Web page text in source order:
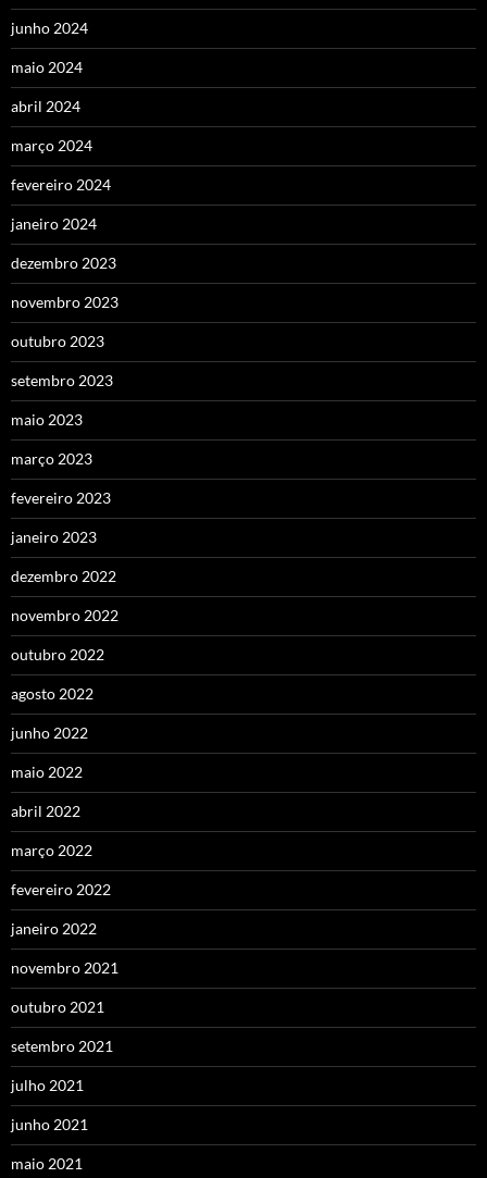
junho 2024
maio 2024
abril 2024
março 2024
fevereiro 2024
janeiro 2024
dezembro 2023
novembro 2023
outubro 2023
setembro 2023
maio 2023
março 2023
fevereiro 2023
janeiro 2023
dezembro 2022
novembro 2022
outubro 2022
agosto 2022
junho 2022
maio 2022
abril 2022
março 2022
fevereiro 2022
janeiro 2022
novembro 2021
outubro 2021
setembro 2021
julho 2021
junho 2021
maio 2021